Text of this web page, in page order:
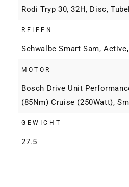
Rodi Tryp 30, 32H, Disc,
REIFEN
Schwalbe Smart Sam,
MOTOR
Bosch Drive Unit
(85Nm) Cruise (250Watt),
GEWICHT
27.5